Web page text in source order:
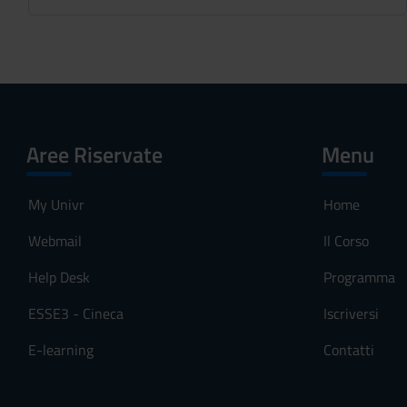
Aree Riservate
My Univr
Webmail
Help Desk
ESSE3 - Cineca
E-learning
Menu
Home
Il Corso
Programma
Iscriversi
Contatti